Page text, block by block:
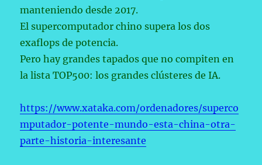
manteniendo desde 2017.
El supercomputador chino supera los dos
exaflops de potencia.
Pero hay grandes tapados que no compiten en
la lista TOP500: los grandes clústeres de IA.
https://www.xataka.com/ordenadores/superco
mputador-potente-mundo-esta-china-otra-
parte-historia-interesante